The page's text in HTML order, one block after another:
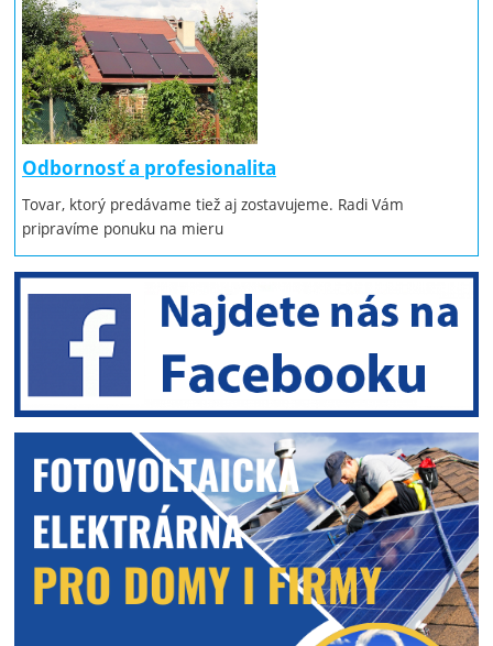
Odbornosť a profesionalita
Tovar, ktorý predávame tiež aj zostavujeme. Radi Vám
pripravíme ponuku na mieru